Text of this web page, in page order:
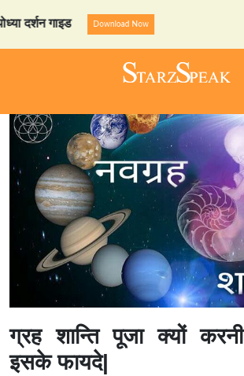
गाइड Download Now
ग्रह शान्ति पूजा क्यों
इसके फायदे|